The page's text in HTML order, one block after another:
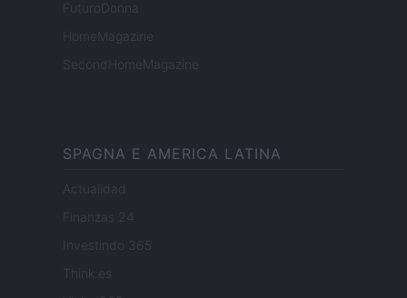
FuturoDonna
HomeMagazine
SecondHomeMagazine
SPAGNA E AMERICA LATINA
Actualidad
Finanzas 24
Investindo 365
Think.es